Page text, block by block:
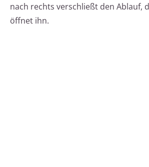
nach rechts verschließt den Ablauf,
öffnet ihn.